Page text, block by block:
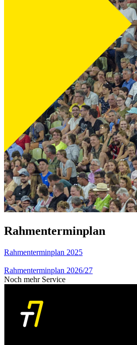
Rahmenterminplan
Rahmenterminplan 2025
Rahmenterminplan 2026/27
Noch mehr Service